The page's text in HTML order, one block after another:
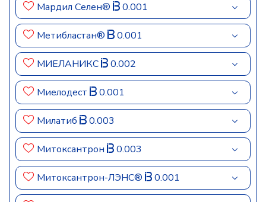
Мардил Селен® 0.001
Метибластан® 0.001
МИЕЛАНИКС 0.002
Миелодест 0.001
Милатиб 0.003
Митоксантрон 0.003
Митоксантрон-ЛЭНС® 0.001